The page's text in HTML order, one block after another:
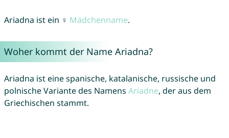
Ariadna ist ein ♀ Mädchenname.
Woher kommt der Name Ariadna?
Ariadna ist eine spanische, katalanische, russische und
polnische Variante des Namens Ariadne, der aus dem
Griechischen stammt.